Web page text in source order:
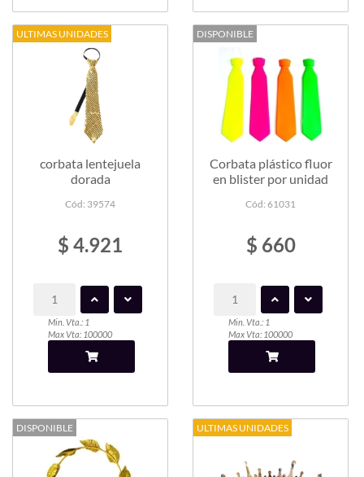
ULTIMAS UNIDADES
corbata lentejuela
dorada
Cód: 39574
$ 4.921
Min. Vta.: 1
Max Vta: 100000
DISPONIBLE
Corbata plástico fluor
en blister por unidad
Cód: 61031
$ 660
Min. Vta.: 1
Max Vta: 100000
DISPONIBLE ULTIMAS UNIDADES